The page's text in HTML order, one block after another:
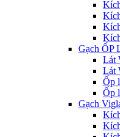
Gạch ỐP
Lát
Lát
Ốp
Ốp
Gạch